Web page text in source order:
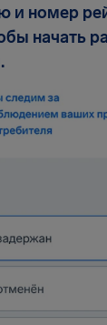
и номер
начать